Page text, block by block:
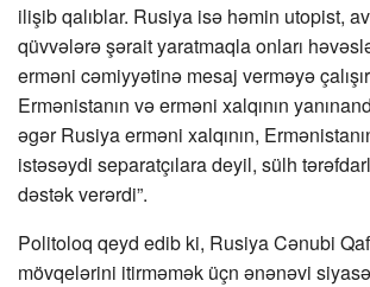
ilişib qalıblar. Rusiya isə həmin utopist,
qüvvələrə şərait yaratmaqla onları
erməni cəmiyyətinə mesaj verməyə
Ermənistanın və erməni xalqının
əgər Rusiya erməni xalqının,
istəsəydi separatçılara deyil, sülh
dəstək verərdi”.
Politoloq qeyd edib ki, Rusiya Cənubi
mövqelərini itirməmək üçn ənənəvi